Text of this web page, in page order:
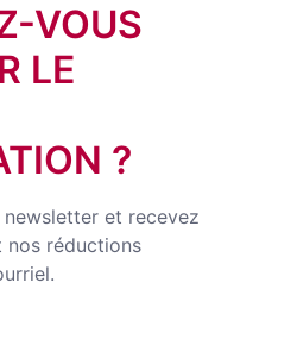
VOUS
LE
?
et recevez
nos réductions